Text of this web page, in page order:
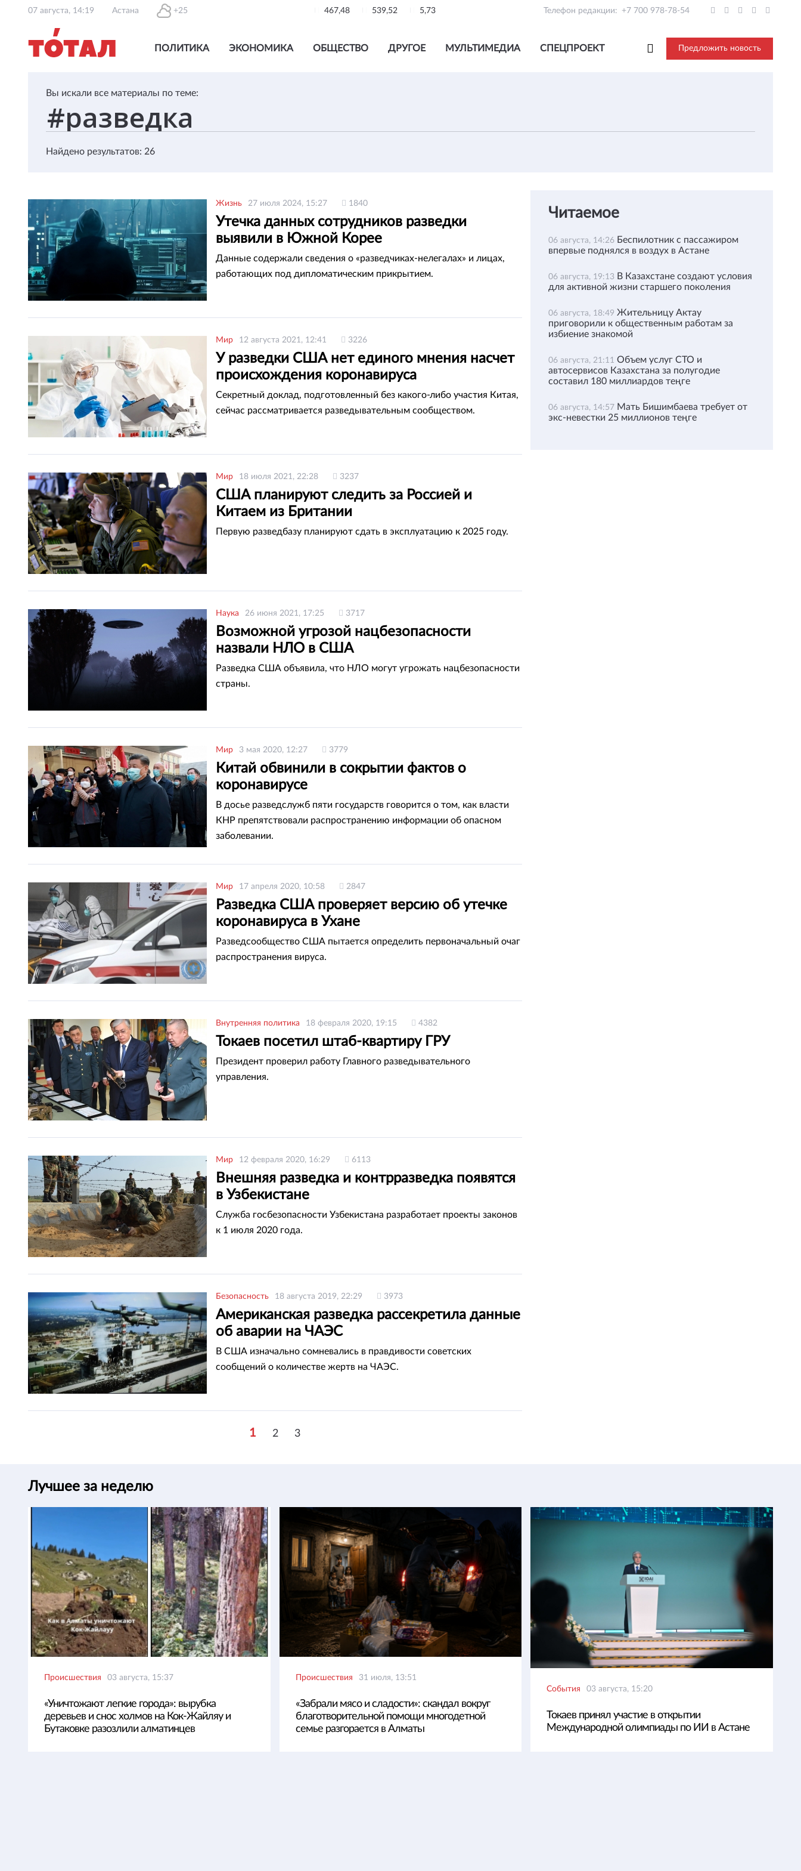
07 августа, 14:19 Астана +25 467,48 539,52 5,73 Телефон редакции: +7 700 978-78-54
ПОЛИТИКА ЭКОНОМИКА ОБЩЕСТВО ДРУГОЕ МУЛЬТИМЕДИА СПЕЦПРОЕКТ Предложить новость
Вы искали все материалы по теме:
Найдено результатов: 26
Жизнь 27 июля 2024, 15:27 1840
Утечка данных сотрудников разведки
выявили в Южной Корее
Данные содержали сведения о «разведчиках-нелегалах» и лицах,
работающих под дипломатическим прикрытием.
Мир 12 августа 2021, 12:41 3226
У разведки США нет единого мнения насчет
происхождения коронавируса
Секретный доклад, подготовленный без какого-либо участия Китая,
сейчас рассматривается разведывательным сообществом.
Мир 18 июля 2021, 22:28 3237
США планируют следить за Россией и
Китаем из Британии
Первую разведбазу планируют сдать в эксплуатацию к 2025 году.
Наука 26 июня 2021, 17:25 3717
Возможной угрозой нацбезопасности
назвали НЛО в США
Разведка США объявила, что НЛО могут угрожать нацбезопасности
страны.
Мир 3 мая 2020, 12:27 3779
Китай обвинили в сокрытии фактов о
коронавирусе
В досье разведслужб пяти государств говорится о том, как власти
КНР препятствовали распространению информации об опасном
заболевании.
Мир 17 апреля 2020, 10:58 2847
Разведка США проверяет версию об утечке
коронавируса в Ухане
Разведсообщество США пытается определить первоначальный очаг
распространения вируса.
Внутренняя политика 18 февраля 2020, 19:15 4382
Токаев посетил штаб-квартиру ГРУ
Президент проверил работу Главного разведывательного
управления.
Мир 12 февраля 2020, 16:29 6113
Внешняя разведка и контрразведка появятся
в Узбекистане
Служба госбезопасности Узбекистана разработает проекты законов
к 1 июля 2020 года.
Безопасность 18 августа 2019, 22:29 3973
Американская разведка рассекретила данные
об аварии на ЧАЭС
В США изначально сомневались в правдивости советских
сообщений о количестве жертв на ЧАЭС.
1 2 3
Читаемое
06 августа, 14:26 Беспилотник с пассажиром
впервые поднялся в воздух в Астане
06 августа, 19:13 В Казахстане создают условия
для активной жизни старшего поколения
06 августа, 18:49 Жительницу Актау
приговорили к общественным работам за
избиение знакомой
06 августа, 21:11 Объем услуг СТО и
автосервисов Казахстана за полугодие
составил 180 миллиардов теңге
06 августа, 14:57 Мать Бишимбаева требует от
экс-невестки 25 миллионов теңге
Лучшее за неделю
Происшествия 03 августа, 15:37
«Уничтожают легкие города»: вырубка
деревьев и снос холмов на Кок-Жайляу и
Бутаковке разозлили алматинцев
Происшествия 31 июля, 13:51
«Забрали мясо и сладости»: скандал вокруг
благотворительной помощи многодетной
семье разгорается в Алматы
События 03 августа, 15:20
Токаев принял участие в открытии
Международной олимпиады по ИИ в Астане